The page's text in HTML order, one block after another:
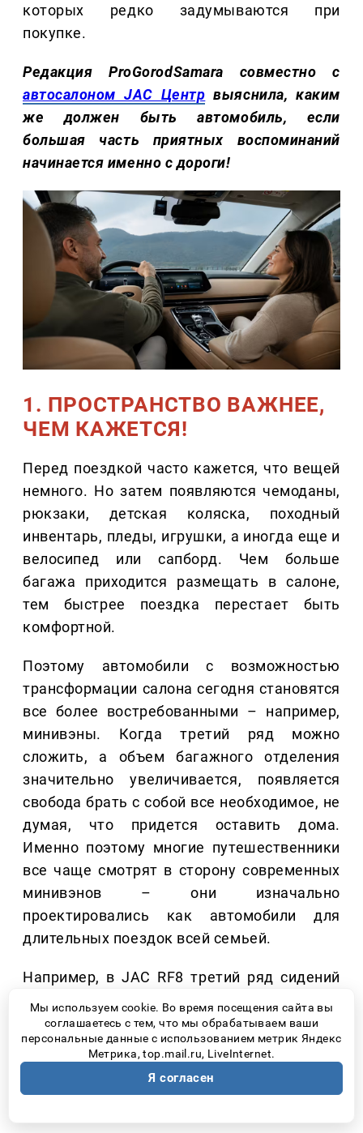
которых редко задумываются при
покупке.
Редакция ProGorodSamara совместно с
автосалоном JAC Центр выяснила, каким
же должен быть автомобиль, если
большая часть приятных воспоминаний
начинается именно с дороги!
1. ПРОСТРАНСТВО ВАЖНЕЕ,
ЧЕМ КАЖЕТСЯ!
Перед поездкой часто кажется, что вещей
немного. Но затем появляются чемоданы,
рюкзаки, детская коляска, походный
инвентарь, пледы, игрушки, а иногда еще и
велосипед или сапборд. Чем больше
багажа приходится размещать в салоне,
тем быстрее поездка перестает быть
комфортной.
Поэтому автомобили с возможностью
трансформации салона сегодня становятся
все более востребованными – например,
минивэны. Когда третий ряд можно
сложить, а объем багажного отделения
значительно увеличивается, появляется
свобода брать с собой все необходимое, не
думая, что придется оставить дома.
Именно поэтому многие путешественники
все чаще смотрят в сторону современных
минивэнов – они изначально
проектировались как автомобили для
длительных поездок всей семьей.
Например, в JAC RF8 третий ряд сидений
легко складывается, благодаря чему
багажное пространство можно увеличить
под конкретную поездку. Это позволяет
без труда разместить чемоданы,
спортивный инвентарь или туристическое
Мы используем cookie. Во время посещения сайта вы
соглашаетесь с тем, что мы обрабатываем ваши
персональные данные с использованием метрик Яндекс
Метрика, top.mail.ru, LiveInternet.
Я согласен